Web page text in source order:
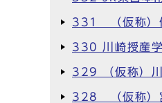
331 （仮称）
330 川崎授産
329 （仮称）
328 （仮称）